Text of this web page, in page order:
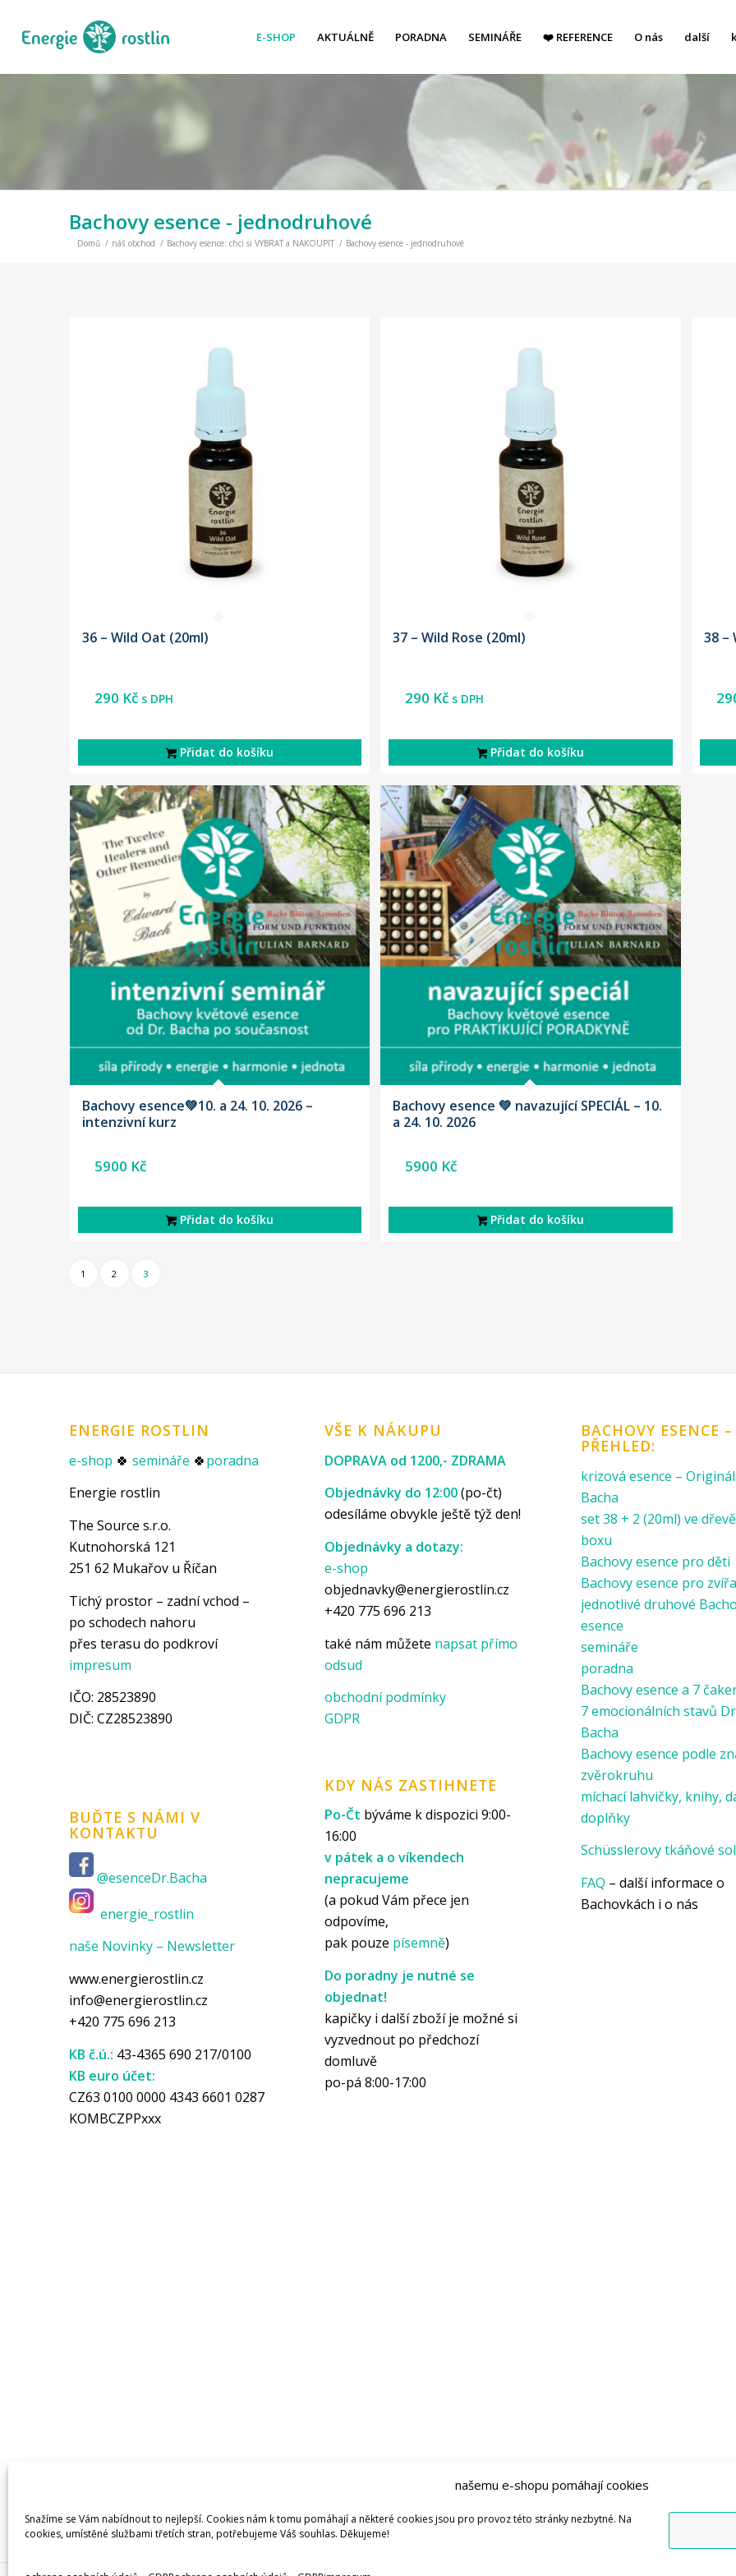
našemu e-shopu pomáhají cookies
Snažíme se Vám nabídnout to nejlepší. Cookies nám k tomu pomáhají a některé cookies jsou pro provoz této stránky nezbytné. Na
cookies, umístěné službami třetích stran, potřebujeme Váš souhlas. Děkujeme!
E-SHOP AKTUÁLNĚ PORADNA SEMINÁŘE ❤️ REFERENCE O nás další
Bachovy esence - jednodruhové
Domů / náš obchod / Bachovy esence: chci si VYBRAT a NAKOUPIT / Bachovy esence - jednodruhové
36 – Wild Oat (20ml)
290 Kč s DPH
Přidat do košíku
37 – Wild Rose (20ml)
290 Kč s DPH
Přidat do košíku
38 –
Bachovy esence💚10. a 24. 10. 2026 –
intenzivní kurz
5900 Kč
Přidat do košíku
Bachovy esence 💚 navazující SPECIÁL – 10.
a 24. 10. 2026
5900 Kč
Přidat do košíku
1 2 3
ENERGIE ROSTLIN
e-shop 🍀 semináře 🍀poradna
Energie rostlin
The Source s.r.o.
Kutnohorská 121
251 62 Mukařov u Říčan
Tichý prostor – zadní vchod –
po schodech nahoru
přes terasu do podkroví
impresum
IČO: 28523890
DIČ: CZ28523890
BUĎTE S NÁMI V
KONTAKTU
@esenceDr.Bacha
energie_rostlin
naše Novinky – Newsletter
www.energierostlin.cz
info@energierostlin.cz
+420 775 696 213
KB č.ú.: 43-4365 690 217/0100
KB euro účet:
CZ63 0100 0000 4343 6601 0287
KOMBCZPPxxx
VŠE K NÁKUPU
DOPRAVA od 1200,- ZDRAMA
Objednávky do 12:00(po-čt)
odesíláme obvykle ještě týž den!
Objednávky a dotazy:
e-shop
objednavky@energierostlin.cz
+420 775 696 213
také nám můžete napsat přímo
odsud
obchodní podmínky
GDPR
KDY NÁS ZASTIHNETE
Po-Čt býváme k dispozici 9:00-
16:00
v pátek a o víkendech
nepracujeme
(a pokud Vám přece jen
odpovíme,
pak pouze písemně)
Do poradny je nutné se
objednat!
kapičky i další zboží je možné si
vyzvednout po předchozí
domluvě
po-pá 8:00-17:00
BACHOVY ESENCE –
PŘEHLED:
krizová esence –
Bacha
set 38 + 2 (20ml) ve
boxu
Bachovy esence pro děti
Bachovy esence pro
jednotlivé druhové
esence
semináře
poradna
Bachovy esence a 7
7 emocionálních stavů
Bacha
Bachovy esence podle
zvěrokruhu
míchací lahvičky, knihy,
doplňky
Schüsslerovy tkáňové
FAQ – další informace o
Bachovkách i o nás